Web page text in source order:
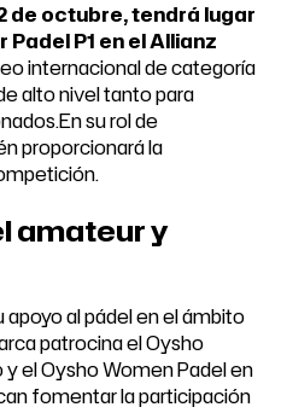
de octubre, tendrá lugar
P1 en el Allianz
internacional de categoría
alto nivel tanto para
su rol de
proporcionará la
amateur y
al pádel en el ámbito
patrocina el Oysho
el Oysho Women Padel en
fomentar la participación